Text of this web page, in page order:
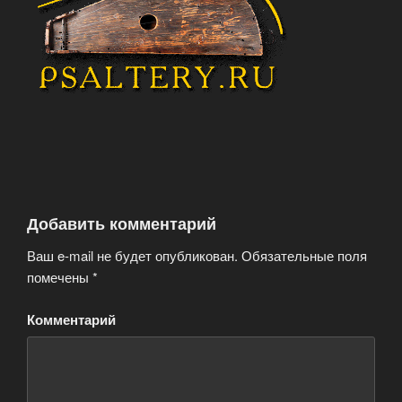
Добавить комментарий
Ваш e-mail не будет опубликован. Обязательные поля
помечены *
Комментарий